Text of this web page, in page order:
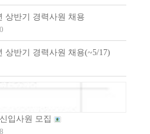
상반기 경력사원 채용
상반기 경력사원 채용(~5/17)
입사원 모집